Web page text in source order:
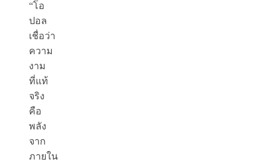
“โอ
ปอล
เชื่อว่า
ความ
งาม
ที่แท้
จริง
คือ
พลัง
จาก
ภายใน